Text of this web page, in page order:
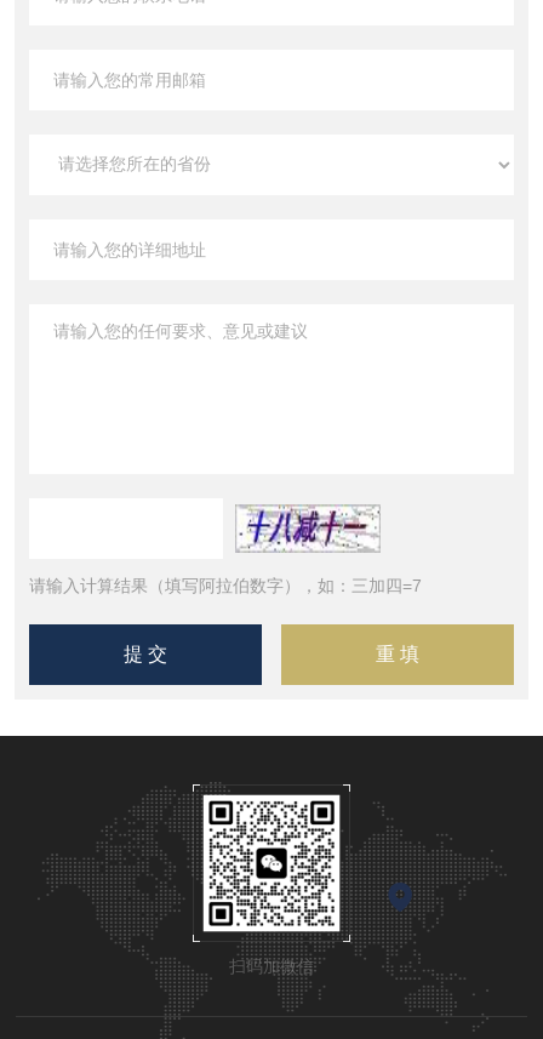
请输入计算结果（填写阿拉伯数字），如：三加四=7
扫码加微信